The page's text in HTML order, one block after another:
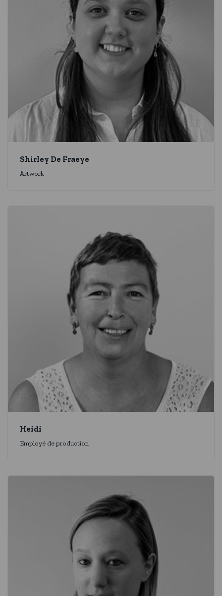
Shirley De Fraeye
Artwork
Heidi
Employé de production